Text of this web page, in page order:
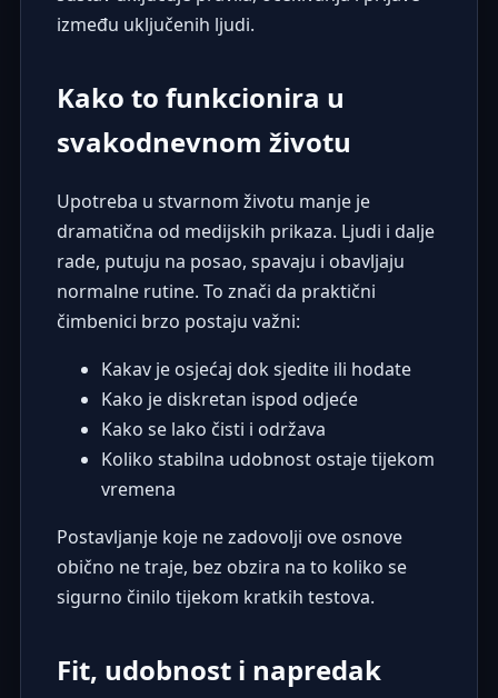
između uključenih ljudi.
Kako to funkcionira u
svakodnevnom životu
Upotreba u stvarnom životu manje je
dramatična od medijskih prikaza. Ljudi i dalje
rade, putuju na posao, spavaju i obavljaju
normalne rutine. To znači da praktični
čimbenici brzo postaju važni:
Kakav je osjećaj dok sjedite ili hodate
Kako je diskretan ispod odjeće
Kako se lako čisti i održava
Koliko stabilna udobnost ostaje tijekom
vremena
Postavljanje koje ne zadovolji ove osnove
obično ne traje, bez obzira na to koliko se
sigurno činilo tijekom kratkih testova.
Fit, udobnost i napredak